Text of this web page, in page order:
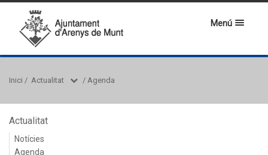
Menú
Inici / Actualitat / Agenda
Actualitat
Notícies
Agenda